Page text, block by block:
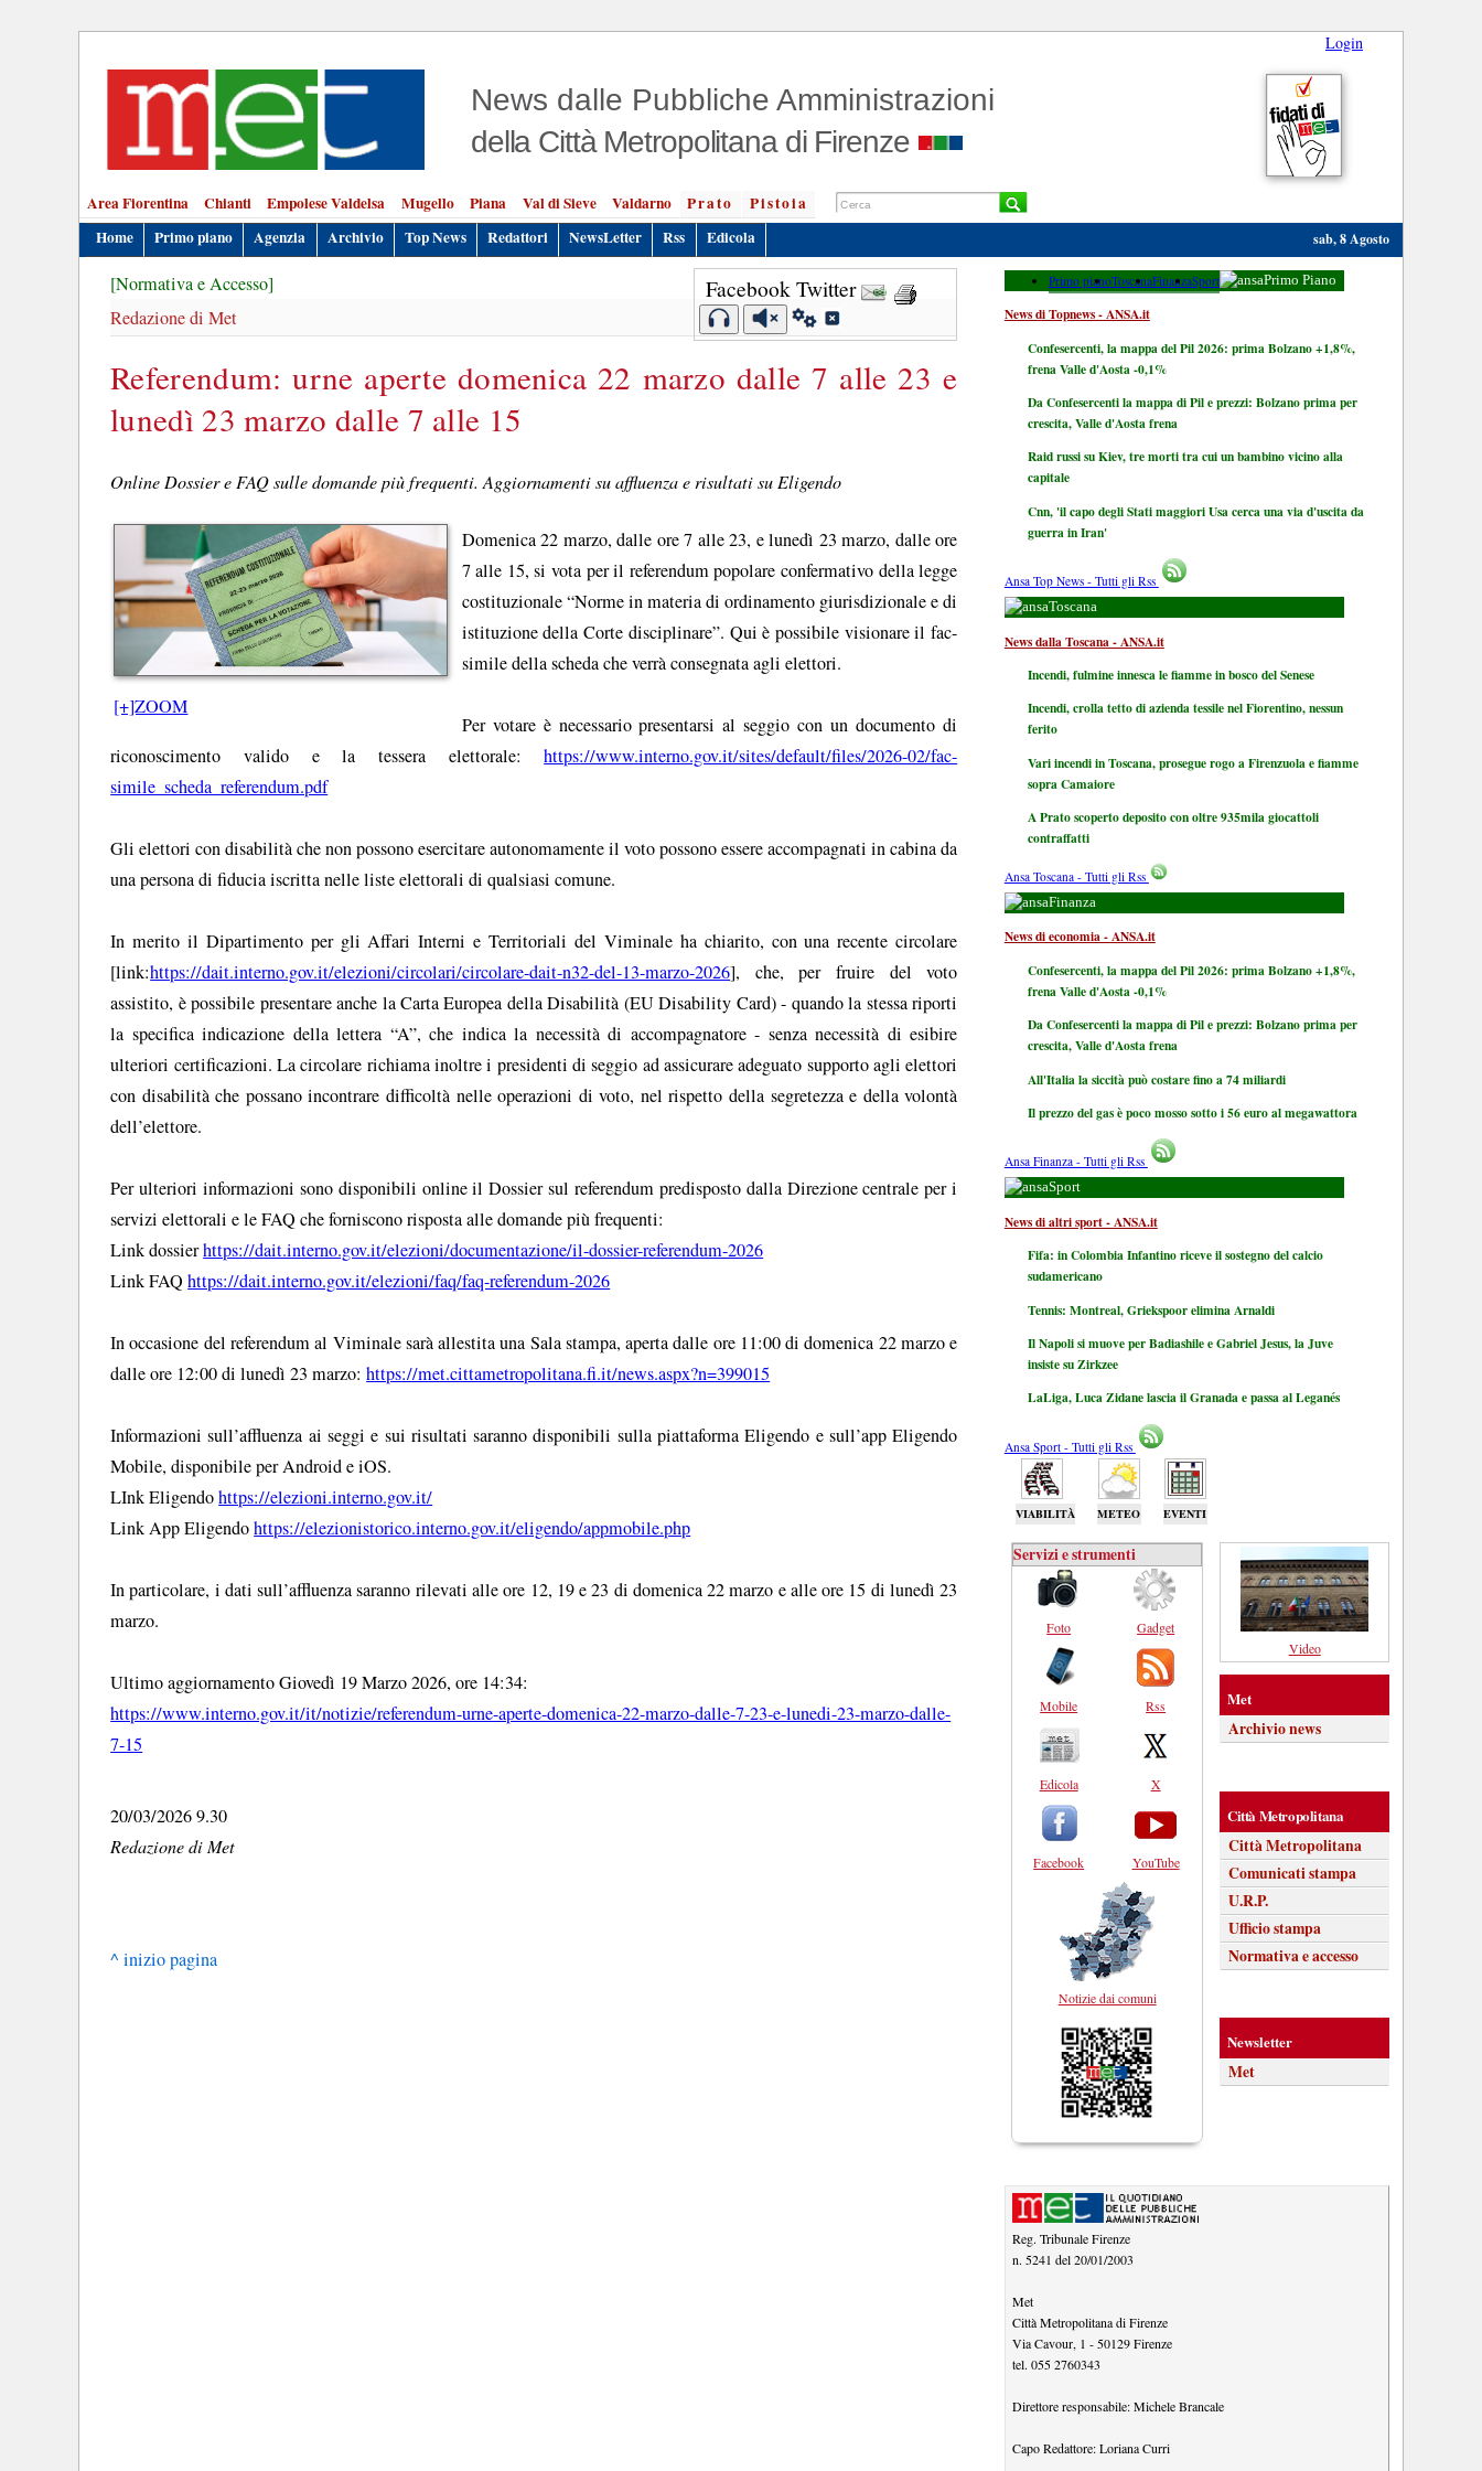
Login
News dalle Pubbliche Amministrazioni
della Città Metropolitana di Firenze
Area Fiorentina Chianti Empolese Valdelsa Mugello Piana Val di Sieve Valdarno Prato
Pistoia
Home
Primo piano Agenzia Archivio Top News Redattori NewsLetter Rss Edicola sab, 8 Agosto
Facebook Twitter
[Normativa e Accesso]
Redazione di Met
Referendum: urne aperte domenica 22 marzo dalle 7 alle 23 e
lunedì 23 marzo dalle 7 alle 15
Online Dossier e FAQ sulle domande più frequenti. Aggiornamenti su affluenza e risultati su Eligendo
[+]ZOOM
Domenica 22 marzo, dalle ore 7 alle 23, e lunedì 23 marzo, dalle ore
7 alle 15, si vota per il referendum popolare confermativo della legge
costituzionale “Norme in materia di ordinamento giurisdizionale e di
istituzione della Corte disciplinare”. Qui è possibile visionare il fac-
simile della scheda che verrà consegnata agli elettori.
Per votare è necessario presentarsi al seggio con un documento di
riconoscimento valido e la tessera elettorale:https://www.interno.gov.it/sites/default/files/2026-02/fac-
simile_scheda_referendum.pdf
Gli elettori con disabilità che non possono esercitare autonomamente il voto possono essere accompagnati in cabina da
una persona di fiducia iscritta nelle liste elettorali di qualsiasi comune.
In merito il Dipartimento per gli Affari Interni e Territoriali del Viminale ha chiarito, con una recente circolare
[link:https://dait.interno.gov.it/elezioni/circolari/circolare-dait-n32-del-13-marzo-2026], che, per fruire del voto
assistito, è possibile presentare anche la Carta Europea della Disabilità (EU Disability Card) - quando la stessa riporti
la specifica indicazione della lettera “A”, che indica la necessità di accompagnatore - senza necessità di esibire
ulteriori certificazioni. La circolare richiama inoltre i presidenti di seggio ad assicurare adeguato supporto agli elettori
con disabilità che possano incontrare difficoltà nelle operazioni di voto, nel rispetto della segretezza e della volontà
dell’elettore.
Per ulteriori informazioni sono disponibili online il Dossier sul referendum predisposto dalla Direzione centrale per i
servizi elettorali e le FAQ che forniscono risposta alle domande più frequenti:
Link dossierhttps://dait.interno.gov.it/elezioni/documentazione/il-dossier-referendum-2026
Link FAQhttps://dait.interno.gov.it/elezioni/faq/faq-referendum-2026
In occasione del referendum al Viminale sarà allestita una Sala stampa, aperta dalle ore 11:00 di domenica 22 marzo e
dalle ore 12:00 di lunedì 23 marzo:https://met.cittametropolitana.fi.it/news.aspx?n=399015
Informazioni sull’affluenza ai seggi e sui risultati saranno disponibili sulla piattaforma Eligendo e sull’app Eligendo
Mobile, disponibile per Android e iOS.
LInk Eligendohttps://elezioni.interno.gov.it/
Link App Eligendohttps://elezionistorico.interno.gov.it/eligendo/appmobile.php
In particolare, i dati sull’affluenza saranno rilevati alle ore 12, 19 e 23 di domenica 22 marzo e alle ore 15 di lunedì 23
marzo.
Ultimo aggiornamento Giovedì 19 Marzo 2026, ore 14:34:
https://www.interno.gov.it/it/notizie/referendum-urne-aperte-domenica-22-marzo-dalle-7-23-e-lunedi-23-marzo-dalle-
7-15
20/03/2026 9.30
Redazione di Met
^ inizio pagina
Primo pianoToscanaFinanzaSport Primo Piano
News di Topnews - ANSA.it
Confesercenti, la mappa del Pil 2026: prima Bolzano +1,8%,
frena Valle d'Aosta -0,1%
Da Confesercenti la mappa di Pil e prezzi: Bolzano prima per
crescita, Valle d'Aosta frena
Raid russi su Kiev, tre morti tra cui un bambino vicino alla
capitale
Cnn, 'il capo degli Stati maggiori Usa cerca una via d'uscita da
guerra in Iran'
Ansa Top News - Tutti gli Rss
Toscana
News dalla Toscana - ANSA.it
Incendi, fulmine innesca le fiamme in bosco del Senese
Incendi, crolla tetto di azienda tessile nel Fiorentino, nessun
ferito
Vari incendi in Toscana, prosegue rogo a Firenzuola e fiamme
sopra Camaiore
A Prato scoperto deposito con oltre 935mila giocattoli
contraffatti
Ansa Toscana - Tutti gli Rss
Finanza
News di economia - ANSA.it
Confesercenti, la mappa del Pil 2026: prima Bolzano +1,8%,
frena Valle d'Aosta -0,1%
Da Confesercenti la mappa di Pil e prezzi: Bolzano prima per
crescita, Valle d'Aosta frena
All'Italia la siccità può costare fino a 74 miliardi
Il prezzo del gas è poco mosso sotto i 56 euro al megawattora
Ansa Finanza - Tutti gli Rss
Sport
News di altri sport - ANSA.it
Fifa: in Colombia Infantino riceve il sostegno del calcio
sudamericano
Tennis: Montreal, Griekspoor elimina Arnaldi
Il Napoli si muove per Badiashile e Gabriel Jesus, la Juve
insiste su Zirkzee
LaLiga, Luca Zidane lascia il Granada e passa al Leganés
Ansa Sport - Tutti gli Rss
VIABILITÀ METEO EVENTI
Servizi e strumenti
Foto
Mobile
Edicola
Facebook
Gadget
Rss
X
YouTube
Notizie dai comuni
Video
Met
Archivio news
Città Metropolitana
Città Metropolitana
Comunicati stampa
U.R.P.
Ufficio stampa
Normativa e accesso
Newsletter
Met
Reg. Tribunale Firenze
n. 5241 del 20/01/2003
Met
Città Metropolitana di Firenze
Via Cavour, 1 - 50129 Firenze
tel. 055 2760343
Direttore responsabile:Michele Brancale
Capo Redattore:Loriana Curri